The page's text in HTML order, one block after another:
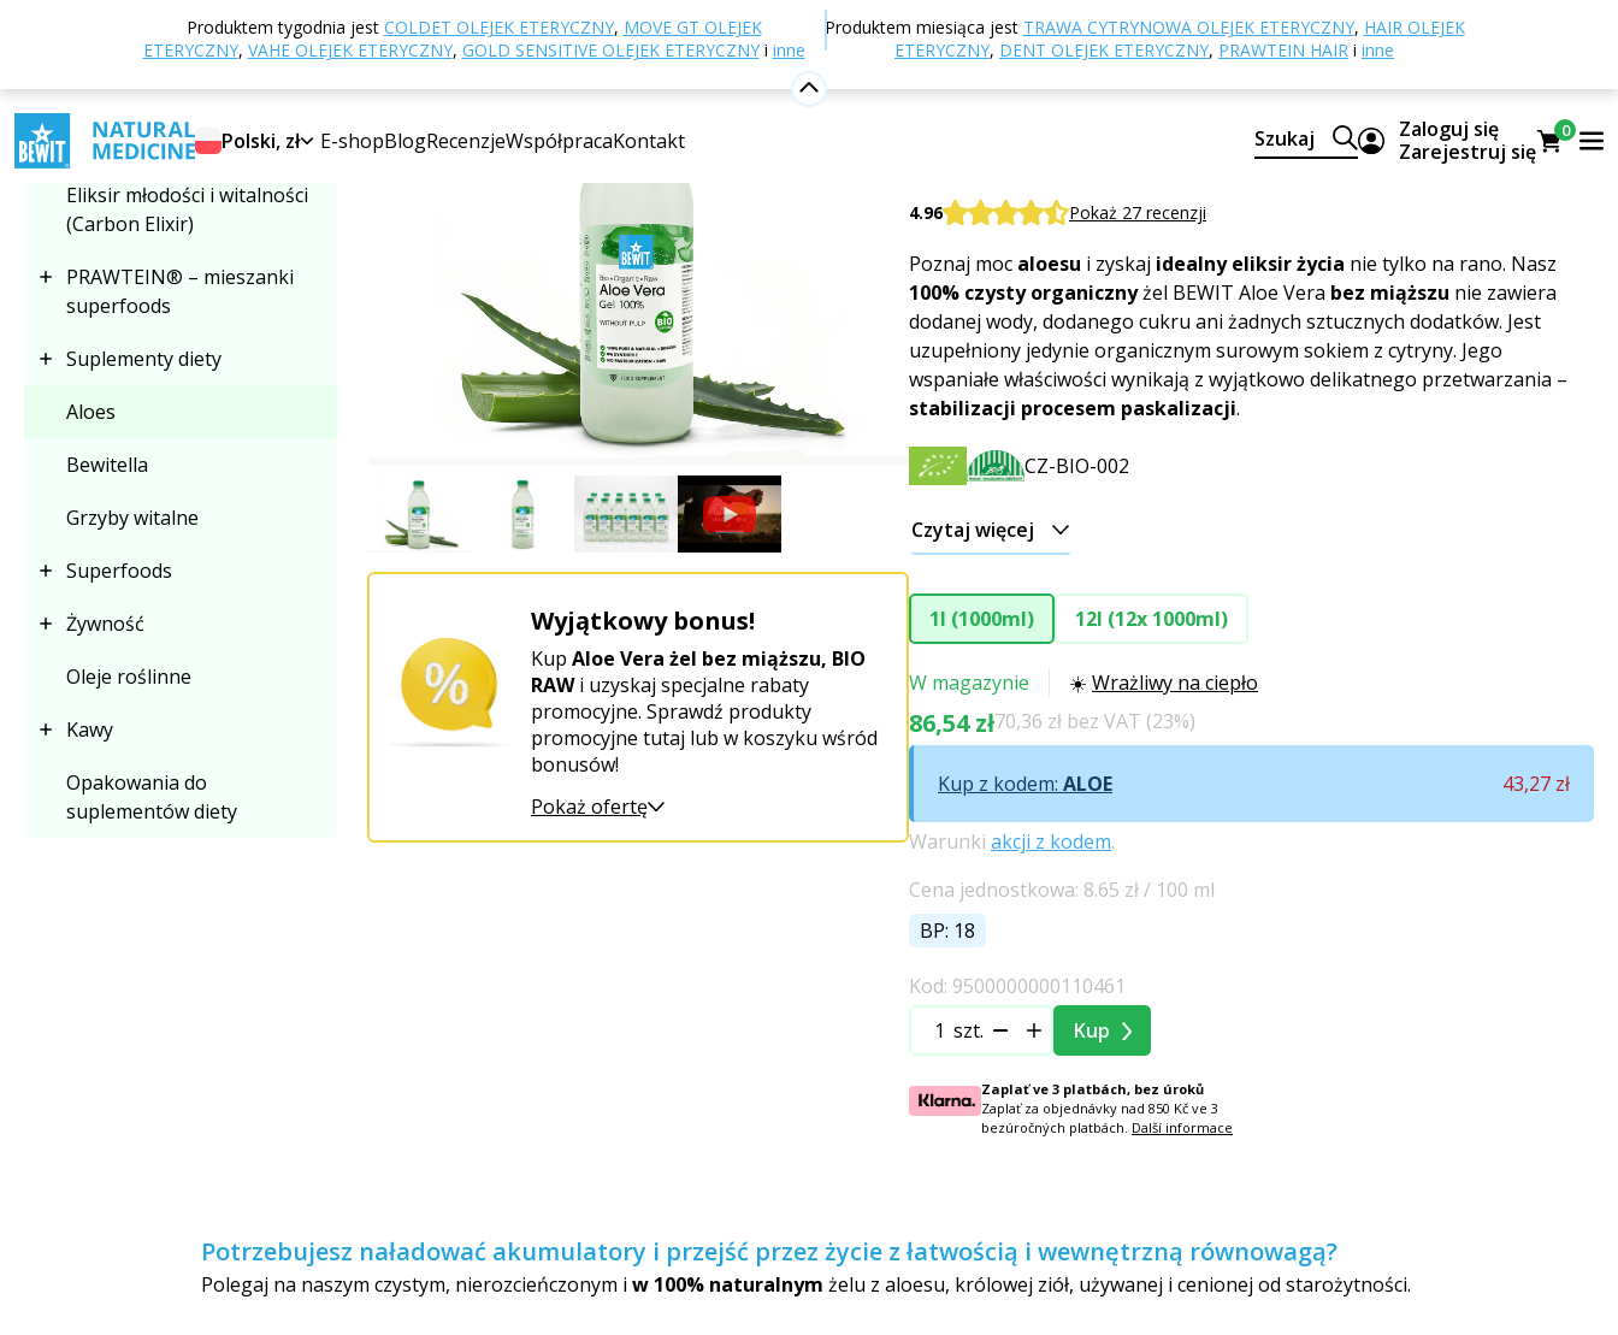
Produktem tygodnia jest COLDET OLEJEK ETERYCZNY, MOVE GT OLEJEK
ETERYCZNY, VAHE OLEJEK ETERYCZNY, GOLD SENSITIVE OLEJEK ETERYCZNYi inne
Produktem miesiąca jest TRAWA CYTRYNOWA OLEJEK ETERYCZNY, HAIR OLEJEK
ETERYCZNY, DENT OLEJEK ETERYCZNY, PRAWTEIN HAIR i inne
Polski, zł E-shopBlogRecenzjeWspółpracaKontakt Szukaj
Zaloguj się
Zarejestruj się
0
Wybierz kategorię
Aloes
Eliksir młodości i witalności
(Carbon Elixir)
PRAWTEIN® – mieszanki
superfoods
Suplementy diety
Aloes
Bewitella
Grzyby witalne
Superfoods
Żywność
Oleje roślinne
Kawy
Opakowania do
suplementów diety
Strona główna E-shop Odżywianie i suplementy diety Aloes Aloe Vera żel bez miąższu, BIO RAW
Wyjątkowy bonus!
Kup Aloe Vera żel bez miąższu, BIO
RAWi uzyskaj specjalne rabaty
promocyjne. Sprawdź produkty
promocyjne tutaj lub w koszyku wśród
bonusów!
Pokaż ofertę
Aloe Vera żel bez miąższu, BIO RAW
BEWIT Aloe Vera Gel with Lemon without Pulp ORGANIC RAW
4.96 Pokaż 27 recenzji
Poznaj moc aloesu i zyskaj idealny eliksir życia nie tylko na rano. Nasz
100% czysty organicznyżel BEWIT Aloe Vera bez miąższu nie zawiera
dodanej wody, dodanego cukru ani żadnych sztucznych dodatków. Jest
uzupełniony jedynie organicznym surowym sokiem z cytryny. Jego
wspaniałe właściwości wynikają z wyjątkowo delikatnego przetwarzania –
stabilizacji procesem paskalizacji.
CZ-BIO-002
Czytaj więcej
1l (1000ml) 12l (12x 1000ml)
W magazynie ☀️ Wrażliwy na ciepło
86,54 zł70,36 zł bez VAT (23%)
Kup z kodem: ALOE 43,27 zł
Warunki akcji z kodem.
Cena jednostkowa: 8.65 zł / 100 ml
BP: 18
Kod: 9500000000110461
szt.
Kup
Zaplať ve 3 platbách, bez úroků
Zaplať za objednávky nad 850 Kč ve 3
bezúročných platbách. Další informace
Potrzebujesz naładować akumulatory i przejść przez życie z łatwością i wewnętrzną równowagą?
Polegaj na naszym czystym, nierozcieńczonym i w 100% naturalnym żelu z aloesu, królowej ziół, używanej i cenionej od starożytności.